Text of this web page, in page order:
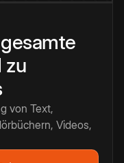
zu
von Text,
Videos,